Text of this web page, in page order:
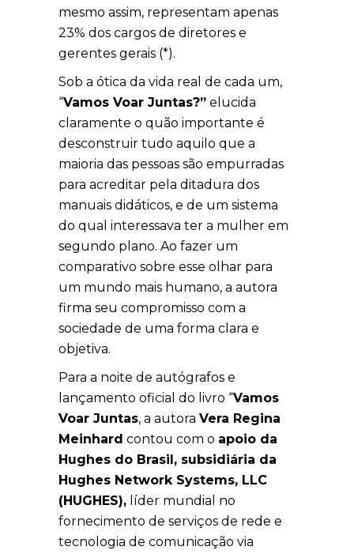
mesmo assim, representam apenas
23% dos cargos de diretores e
gerentes gerais (*).
Sob a ótica da vida real de cada um,
“Vamos Voar Juntas?” elucida
claramente o quão importante é
desconstruir tudo aquilo que a
maioria das pessoas são empurradas
para acreditar pela ditadura dos
manuais didáticos, e de um sistema
do qual interessava ter a mulher em
segundo plano. Ao fazer um
comparativo sobre esse olhar para
um mundo mais humano, a autora
firma seu compromisso com a
sociedade de uma forma clara e
objetiva.
Para a noite de autógrafos e
lançamento oficial do livro “Vamos
Voar Juntas, a autora Vera Regina
Meinhard contou com o apoio da
Hughes do Brasil, subsidiária da
Hughes Network Systems, LLC
(HUGHES), líder mundial no
fornecimento de serviços de rede e
tecnologia de comunicação via